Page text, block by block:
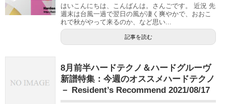
はいこんにちは、こんばんは。さんごです。 近況 先
週末は台風一過で翌日の風が凄く爽やかで、おおこ
れで秋がやって来るのか、など思い...
記事を読む
8月前半ハードテクノ＆ハードグルーヴ
新譜特集：今週のオススメハードテクノ
－ Resident’s Recommend 2021/08/17